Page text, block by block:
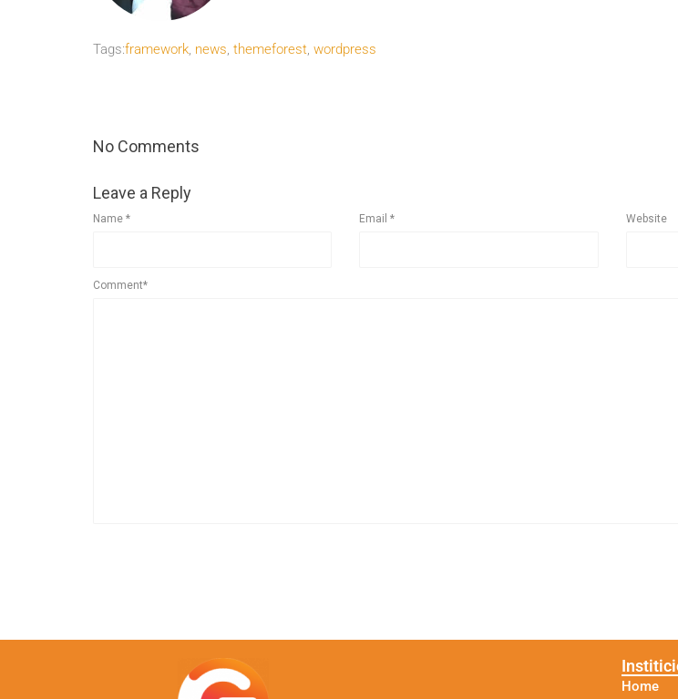
Tags:framework, news, themeforest, wordpress
No Comments
Leave a Reply
Name * Email* Website
Comment*
Home